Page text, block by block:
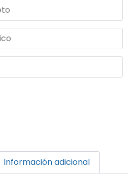
Información adicional